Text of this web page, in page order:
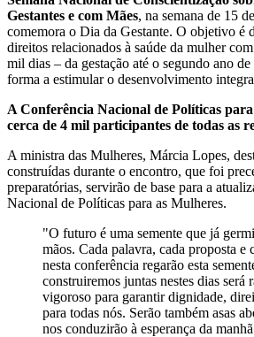
Gestantes e com Mães, na semana de 15
comemora o Dia da Gestante. O objetivo é
direitos relacionados à saúde da mulher
mil dias – da gestação até o segundo ano
forma a estimular o desenvolvimento
A Conferência Nacional de Políticas
cerca de 4 mil participantes de todas as
A ministra das Mulheres, Márcia Lopes,
construídas durante o encontro, que foi
preparatórias, servirão de base para a
Nacional de Políticas para as Mulheres.
"O futuro é uma semente que já
mãos. Cada palavra, cada proposta e
nesta conferência regarão esta
construiremos juntas nestes dias será
vigoroso para garantir dignidade,
para todas nós. Serão também asas
nos conduzirão à esperança da